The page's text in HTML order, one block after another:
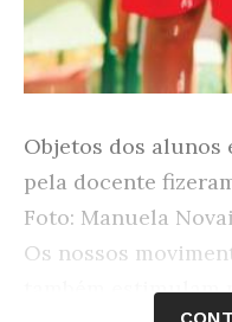
Objetos dos
pela docente
Foto: Manuela
Os nossos
também estimulam